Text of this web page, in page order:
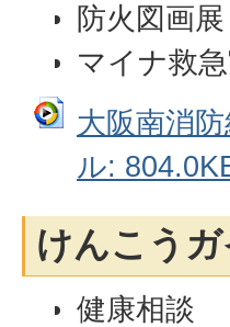
防火図画展
マイナ救
大阪南消
ル:
けんこうガ
健康相談